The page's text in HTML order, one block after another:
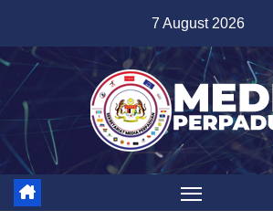
content
7 August 2026